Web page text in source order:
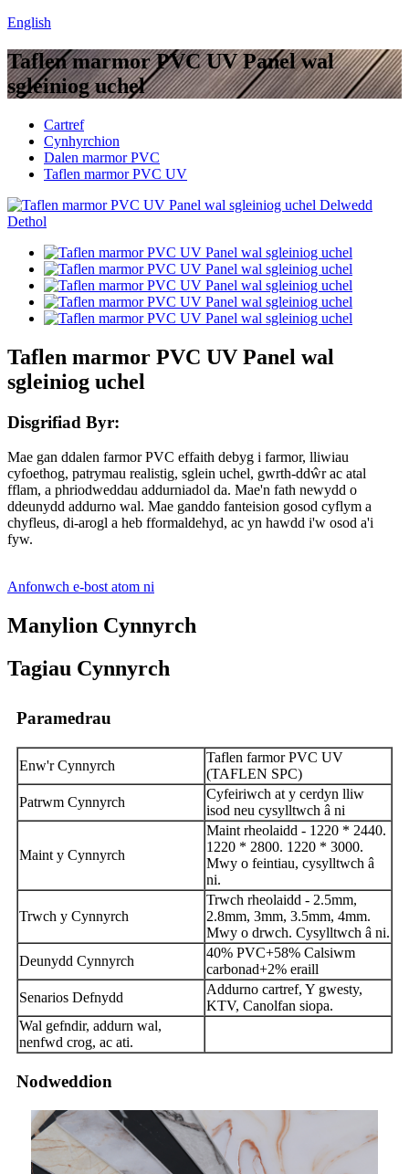
English
Taflen marmor PVC UV Panel wal
sgleiniog uchel
Cartref
Cynhyrchion
Dalen marmor PVC
Taflen marmor PVC UV
Taflen marmor PVC UV Panel wal
sgleiniog uchel
Disgrifiad Byr:
Mae gan ddalen farmor PVC effaith debyg i farmor, lliwiau
cyfoethog, patrymau realistig, sglein uchel, gwrth-ddŵr ac atal
fflam, a phriodweddau addurniadol da. Mae'n fath newydd o
ddeunydd addurno wal. Mae ganddo fanteision gosod cyflym a
chyfleus, di-arogl a heb fformaldehyd, ac yn hawdd i'w osod a'i
fyw.
Anfonwch e-bost atom ni
Manylion Cynnyrch
Tagiau Cynnyrch
Paramedrau
Enw'r Cynnyrch
Taflen farmor PVC UV
(TAFLEN SPC)
Patrwm Cynnyrch
Cyfeiriwch at y cerdyn lliw
isod neu cysylltwch â ni
Maint y Cynnyrch
Maint rheolaidd - 1220 * 2440.
1220 * 2800. 1220 * 3000.
Mwy o feintiau, cysylltwch â
ni.
Trwch y Cynnyrch
Trwch rheolaidd - 2.5mm,
2.8mm, 3mm, 3.5mm, 4mm.
Mwy o drwch. Cysylltwch â ni.
Deunydd Cynnyrch
40% PVC+58% Calsiwm
carbonad+2% eraill
Senarios Defnydd
Addurno cartref, Y gwesty,
KTV, Canolfan siopa.
Wal gefndir, addurn wal,
nenfwd crog, ac ati.
Nodweddion